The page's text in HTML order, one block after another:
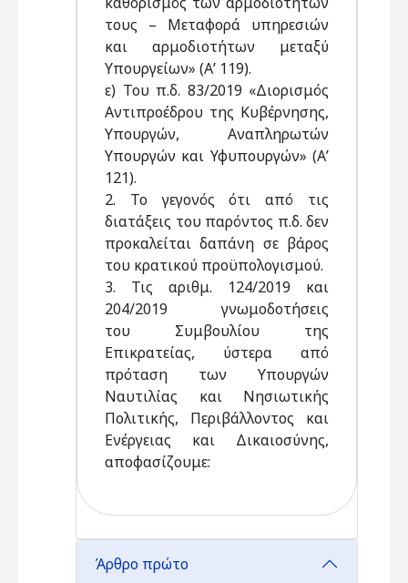
τους – Μεταφορά υπηρεσιών
και αρμοδιοτήτων μεταξύ
Υπουργείων» (Α’ 119).
ε) Του π.δ. 83/2019 «Διορισμός
Αντιπροέδρου της Κυβέρνησης,
Υπουργών, Αναπληρωτών
Υπουργών και Υφυπουργών» (Α’
121).
2. Το γεγονός ότι από τις
διατάξεις του παρόντος π.δ. δεν
προκαλείται δαπάνη σε βάρος
του κρατικού προϋπολογισμού.
3. Τις αριθμ. 124/2019 και
204/2019 γνωμοδοτήσεις
του Συμβουλίου της
Επικρατείας, ύστερα από
πρόταση των Υπουργών
Ναυτιλίας και Νησιωτικής
Πολιτικής, Περιβάλλοντος και
Ενέργειας και Δικαιοσύνης,
αποφασίζουμε:
Άρθρο πρώτο